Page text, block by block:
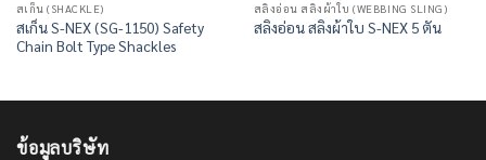
สเก็น (SHACKLE)
สเก็น S-NEX (SG-1150) Safety
Chain Bolt Type Shackles
สลิงอ่อน สลิงผ้าใบ (WEBBING SLING)
สลิงอ่อน สลิงผ้าใบ S-NEX 5 ตัน
ข้อมูลบริษัท